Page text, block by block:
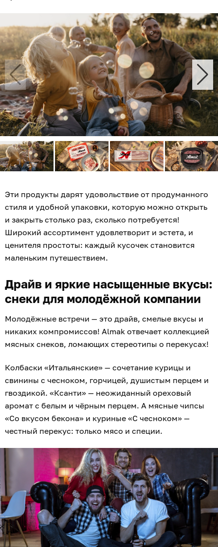
Эти продукты дарят удовольствие от продуманного
стиля и удобной упаковки, которую можно открыть
и закрыть столько раз, сколько потребуется!
Широкий ассортимент удовлетворит и эстета, и
ценителя простоты: каждый кусочек становится
маленьким путешествием.
Драйв и яркие насыщенные вкусы:
снеки для молодёжной компании
Молодёжные встречи — это драйв, смелые вкусы и
никаких компромиссов! Almak отвечает коллекцией
мясных снеков, ломающих стереотипы о перекусах!
Колбаски «Итальянские» — сочетание курицы и
свинины с чесноком, горчицей, душистым перцем и
гвоздикой. «Ксанти» — неожиданный ореховый
аромат с белым и чёрным перцем. А мясные чипсы
«Со вкусом бекона» и куриные «С чесноком» —
честный перекус: только мясо и специи.